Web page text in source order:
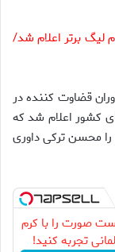
لیگ برتر اعلام شد/
قضاوت کننده در
کشور اعلام شد که
محسن ترکی داوری
صورت را با کرم
تجربه کنید!